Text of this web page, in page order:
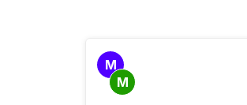
M
M